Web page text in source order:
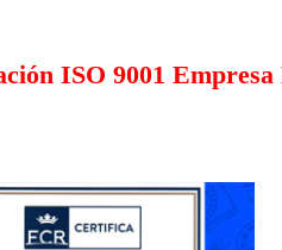
ISO 9001 Empresa